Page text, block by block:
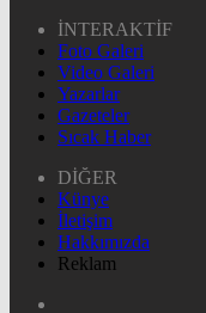
İNTERAKTİF
Foto Galeri
Video Galeri
Yazarlar
Gazeteler
Sıcak Haber
DİĞER
Künye
İletişim
Hakkımızda
Reklam